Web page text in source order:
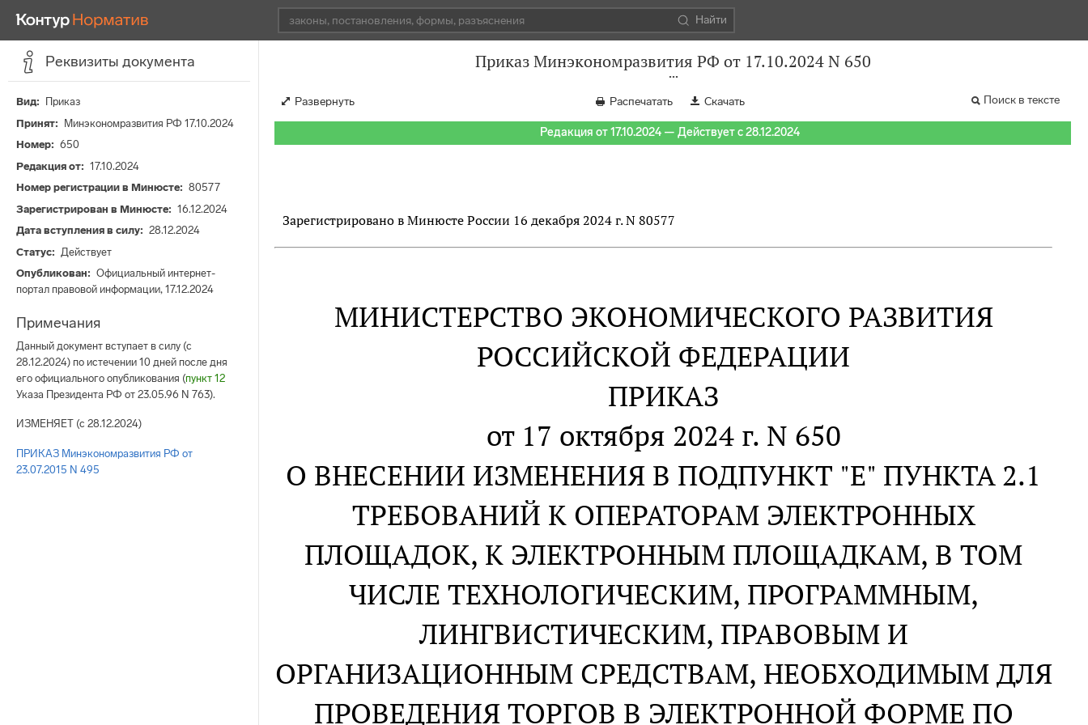
Найти
Реквизиты документа
Вид
Приказ
Принят
Минэкономразвития РФ 17.10.2024
Номер
650
Редакция от
17.10.2024
Номер регистрации в Минюсте
80577
Зарегистрирован в Минюсте
16.12.2024
Дата вступления в силу
28.12.2024
Статус
Действует
Опубликован
Официальный интернет-
портал правовой информации, 17.12.2024
Примечания
Данный документ вступает в силу (с
28.12.2024) по истечении 10 дней после дня
его официального опубликования (пункт 12
Указа Президента РФ от 23.05.96 N 763).
ИЗМЕНЯЕТ (с 28.12.2024)
ПРИКАЗ Минэкономразвития РФ от
23.07.2015 N 495
Приказ Минэкономразвития РФ от 17.10.2024 N 650
Развернуть Распечатать Скачать Поиск в тексте
Редакция от 17.10.2024 — Действует с 28.12.2024
Зарегистрировано в Минюсте России 16 декабря 2024 г. N 80577
МИНИСТЕРСТВО ЭКОНОМИЧЕСКОГО РАЗВИТИЯ
РОССИЙСКОЙ ФЕДЕРАЦИИ
ПРИКАЗ
от 17 октября 2024 г. N 650
О ВНЕСЕНИИ ИЗМЕНЕНИЯ В ПОДПУНКТ "Е" ПУНКТА 2.1
ТРЕБОВАНИЙ К ОПЕРАТОРАМ ЭЛЕКТРОННЫХ
ПЛОЩАДОК, К ЭЛЕКТРОННЫМ ПЛОЩАДКАМ, В ТОМ
ЧИСЛЕ ТЕХНОЛОГИЧЕСКИМ, ПРОГРАММНЫМ,
ЛИНГВИСТИЧЕСКИМ, ПРАВОВЫМ И
ОРГАНИЗАЦИОННЫМ СРЕДСТВАМ, НЕОБХОДИМЫМ ДЛЯ
ПРОВЕДЕНИЯ ТОРГОВ В ЭЛЕКТРОННОЙ ФОРМЕ ПО